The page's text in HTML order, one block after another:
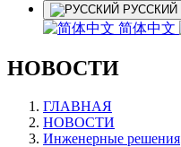
РУССКИЙ
简体中文
НОВОСТИ
ГЛАВНАЯ
НОВОСТИ
Инженерные решения